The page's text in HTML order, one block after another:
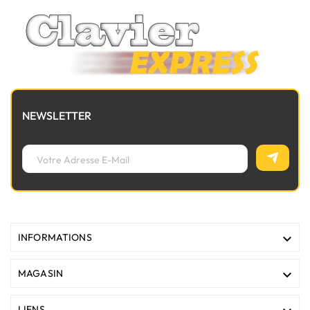
NEWSLETTER
INFORMATIONS 
MAGASIN 